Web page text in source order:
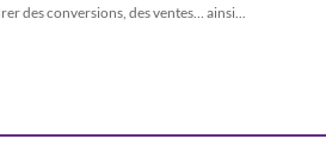
des conversions, des ventes… ainsi...